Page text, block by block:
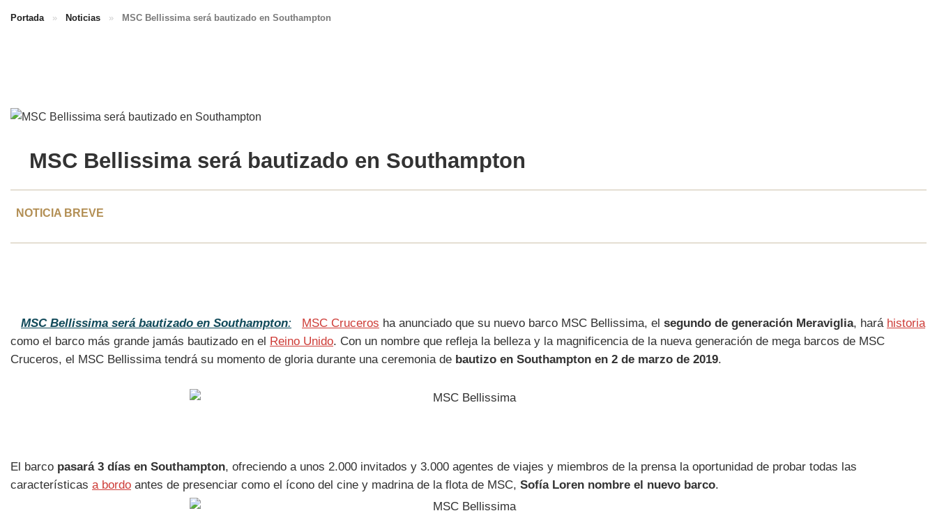
Portada » Noticias » MSC Bellissima será bautizado en Southampton
MSC Bellissimaserá bautizado en Southampton
NOTICIA BREVE
MSC Bellissima será bautizado en Southampton: MSC Cruceros ha anunciado que su nuevo barco MSC Bellissima, el segundo de generación Meraviglia, hará historia
como el barco más grande jamás bautizado en el Reino Unido. Con un nombre que refleja la belleza y la magnificencia de la nueva generación de mega barcos de MSC
Cruceros, el MSC Bellissima tendrá su momento de gloria durante una ceremonia de bautizo en Southampton en 2 de marzo de 2019.
El barco pasará 3 días en Southampton, ofreciendo a unos 2.000 invitados y 3.000 agentes de viajes y miembros de la prensa la oportunidad de probar todas las
características a bordo antes de presenciar como el ícono del cine y madrina de la flota de MSC, Sofía Loren nombre el nuevo barco.